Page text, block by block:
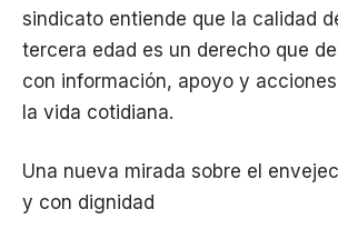
sindicato entiende que la calidad
tercera edad es un derecho que
con información, apoyo y
la vida cotidiana.
Una nueva mirada sobre el
y con dignidad